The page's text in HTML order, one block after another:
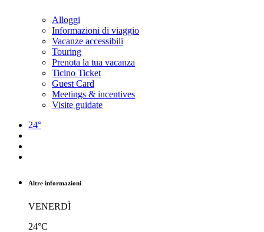
Alloggi
Informazioni di viaggio
Vacanze accessibili
Touring
Prenota la tua vacanza
Ticino Ticket
Guest Card
Meetings & incentives
Visite guidate
24°
Altre informazioni
VENERDÌ
24°C